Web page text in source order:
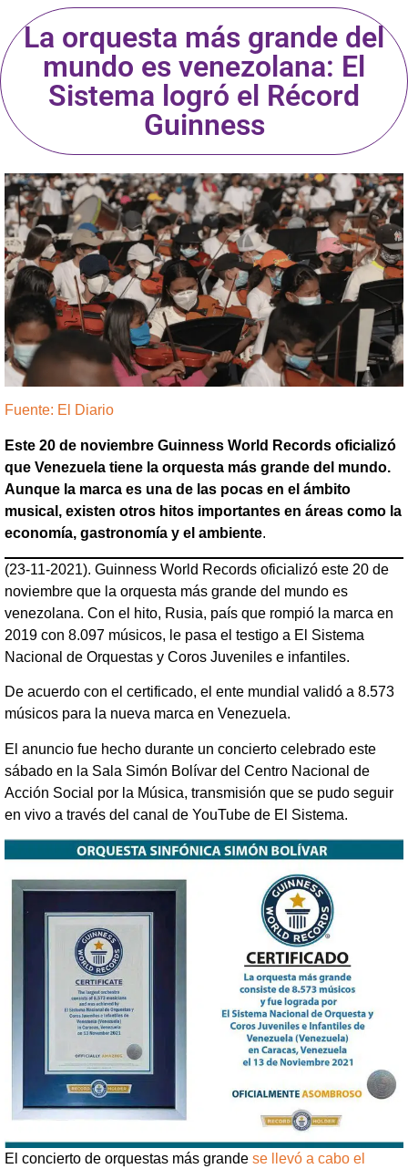
La orquesta más grande del
mundo es venezolana: El
Sistema logró el Récord
Guinness
Fuente: El Diario
Este 20 de noviembre Guinness World Records oficializó
que Venezuela tiene la orquesta más grande del mundo.
Aunque la marca es una de las pocas en el ámbito
musical, existen otros hitos importantes en áreas como la
economía, gastronomía y el ambiente.
(23-11-2021). Guinness World Records oficializó este 20 de
noviembre que la orquesta más grande del mundo es
venezolana. Con el hito, Rusia, país que rompió la marca en
2019 con 8.097 músicos, le pasa el testigo a El Sistema
Nacional de Orquestas y Coros Juveniles e infantiles.
De acuerdo con el certificado, el ente mundial validó a 8.573
músicos para la nueva marca en Venezuela.
El anuncio fue hecho durante un concierto celebrado este
sábado en la Sala Simón Bolívar del Centro Nacional de
Acción Social por la Música, transmisión que se pudo seguir
en vivo a través del canal de YouTube de El Sistema.
El concierto de orquestas más grande se llevó a cabo el